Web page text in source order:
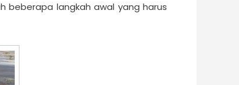
beberapa langkah awal yang harus